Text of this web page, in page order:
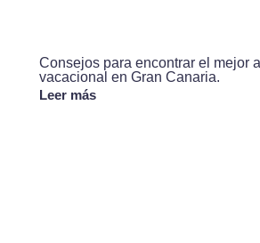
Consejos para encontrar el mejor
vacacional en Gran Canaria.
Leer más